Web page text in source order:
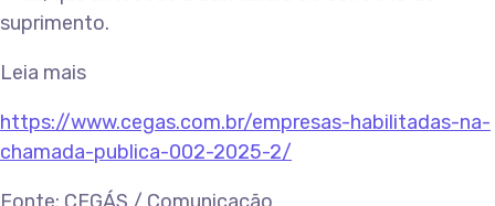
suprimento.
Leia mais
https://www.cegas.com.br/empresas-habilitadas-na-
chamada-publica-002-2025-2/